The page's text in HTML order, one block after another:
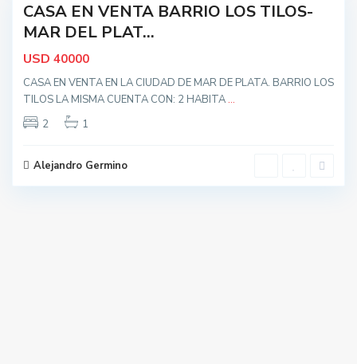
CASA EN VENTA BARRIO LOS TILOS-
MAR DEL PLAT...
USD 40000
CASA EN VENTA EN LA CIUDAD DE MAR DE PLATA. BARRIO LOS
TILOS LA MISMA CUENTA CON: 2 HABITA ...
2
1
Alejandro Germino